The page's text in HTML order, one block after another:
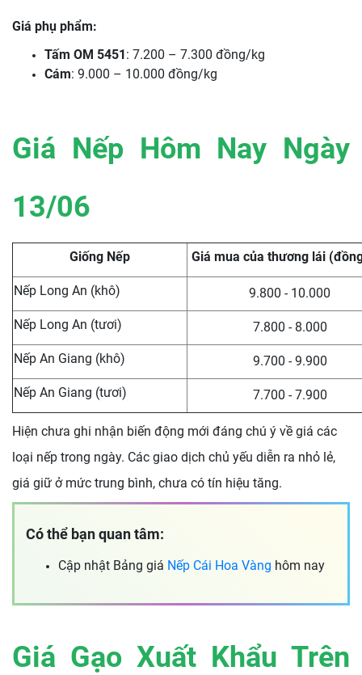
Giá phụ phẩm:
Tấm OM 5451: 7.200 – 7.300 đồng/kg
Cám: 9.000 – 10.000 đồng/kg
Giá Nếp Hôm Nay Ngày
13/06
Giống Nếp Giá mua của thương lái
Nếp Long An (khô) 9.800 - 10.000
Nếp Long An (tươi) 7.800 - 8.000
Nếp An Giang (khô) 9.700 - 9.900
Nếp An Giang (tươi) 7.700 - 7.900
Hiện chưa ghi nhận biến động mới đáng chú ý về giá các
loại nếp trong ngày. Các giao dịch chủ yếu diễn ra nhỏ lẻ,
giá giữ ở mức trung bình, chưa có tín hiệu tăng.
Có thể bạn quan tâm:
Cập nhật Bảng giá Nếp Cái Hoa Vàng hôm nay
Giá Gạo Xuất Khẩu Trên